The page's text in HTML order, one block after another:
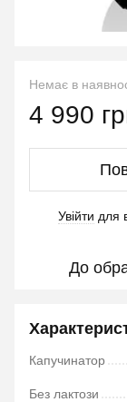
Немає в
4 990
Увійти для
До
Капучинатор
Без лактози